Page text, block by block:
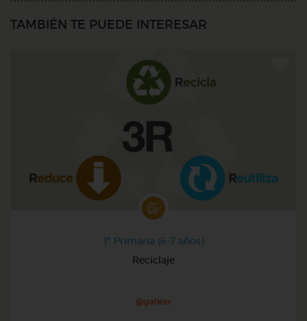
TAMBIÉN TE PUEDE INTERESAR
1º Primaria (6-7 años)
Reciclaje
@galiest